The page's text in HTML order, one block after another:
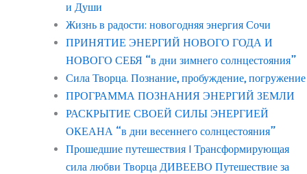
и Души
Жизнь в радости: новогодняя энергия Сочи
ПРИНЯТИЕ ЭНЕРГИЙ НОВОГО ГОДА И
НОВОГО СЕБЯ “в дни зимнего солнцестояния”
Сила Творца. Познание, пробуждение, погружение
ПРОГРАММА ПОЗНАНИЯ ЭНЕРГИЙ ЗЕМЛИ
РАСКРЫТИЕ СВОЕЙ СИЛЫ ЭНЕРГИЕЙ
ОКЕАНА “в дни весеннего солнцестояния”
Прошедшие путешествия | Трансформирующая
сила любви Творца ДИВЕЕВО Путешествие за